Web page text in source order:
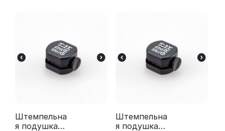
Штемпельна
я подушка
Штемпельна
я подушка